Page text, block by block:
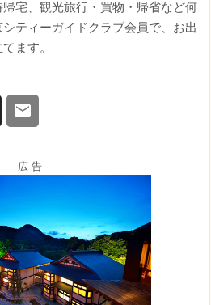
宅、観光旅行・買物・帰省など何
ティーガイドクラブ会員で、お出
ます。
- 広 告 -